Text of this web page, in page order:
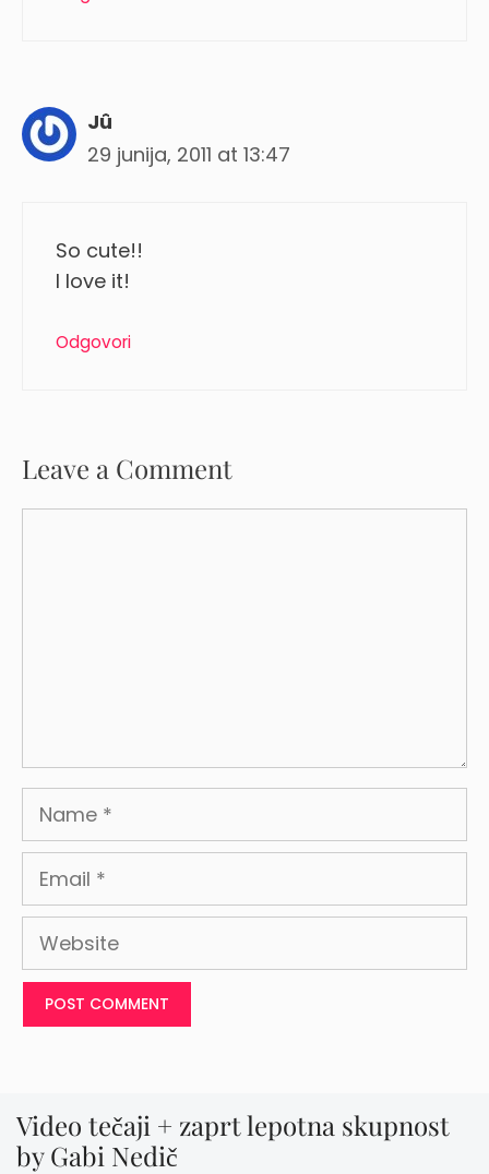
Jû
29 junija, 2011 at 13:47
So cute!!
I love it!
Odgovori
Leave a Comment
Name
Email
Website
Video tečaji + zaprt lepotna skupnost
by Gabi Nedič